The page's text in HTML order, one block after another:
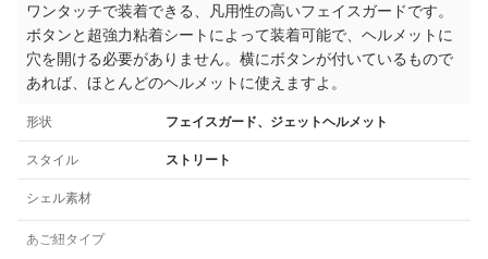
ワンタッチで装着できる、凡用性の高いフェイスガードです。
ボタンと超強力粘着シートによって装着可能で、ヘルメットに
穴を開ける必要がありません。横にボタンが付いているもので
あれば、ほとんどのヘルメットに使えますよ。
形状 フェイスガード、ジェットヘルメット
スタイル ストリート
シェル素材
あご紐タイプ